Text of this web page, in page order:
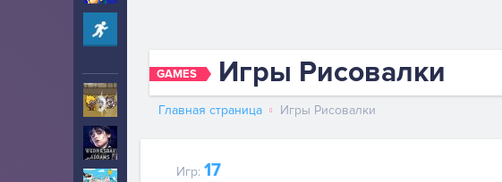
Ударный отряд котят 5
GAMES Игры Рисовалки
Главная страница Игры Рисовалки
Игр: 17